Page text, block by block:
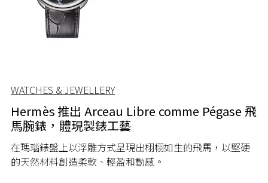
WATCHES & JEWELLERY
Hermès 推出 Arceau Libre comme Pégase 飛
馬腕錶，體現製錶工藝
在瑪瑙錶盤上以浮雕方式呈現出栩栩如生的飛馬，以堅硬
的天然材料創造柔軟、輕盈和動感。